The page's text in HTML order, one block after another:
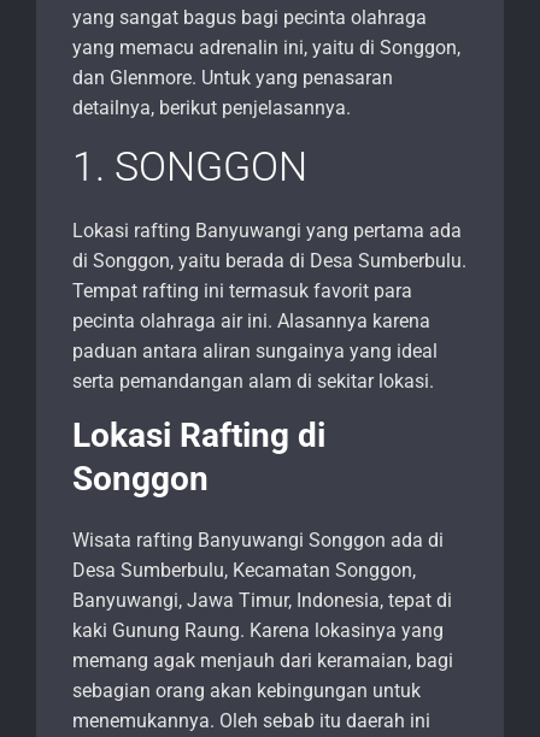
yang sangat bagus bagi pecinta olahraga
yang memacu adrenalin ini, yaitu di Songgon,
dan Glenmore. Untuk yang penasaran
detailnya, berikut penjelasannya.
1. SONGGON
Lokasi rafting Banyuwangi yang pertama ada
di Songgon, yaitu berada di Desa Sumberbulu.
Tempat rafting ini termasuk favorit para
pecinta olahraga air ini. Alasannya karena
paduan antara aliran sungainya yang ideal
serta pemandangan alam di sekitar lokasi.
Lokasi Rafting di
Songgon
Wisata rafting Banyuwangi Songgon ada di
Desa Sumberbulu, Kecamatan Songgon,
Banyuwangi, Jawa Timur, Indonesia, tepat di
kaki Gunung Raung. Karena lokasinya yang
memang agak menjauh dari keramaian, bagi
sebagian orang akan kebingungan untuk
menemukannya. Oleh sebab itu daerah ini